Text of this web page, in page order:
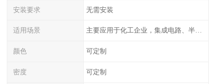
安装要求 无需安装
适用场景 主要应用于化工企业，集成电路、半导体、光伏电池
颜色 可定制
密度 可定制